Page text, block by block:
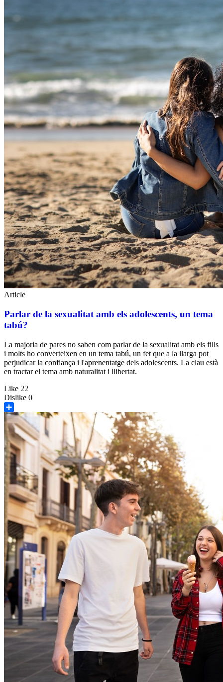
Article
Parlar de la sexualitat amb els adolescents, un tema
tabú?
La majoria de pares no saben com parlar de la sexualitat amb els fills
i molts ho converteixen en un tema tabú, un fet que a la llarga pot
perjudicar la confiança i l'aprenentatge dels adolescents. La clau està
en tractar el tema amb naturalitat i llibertat.
Like 22
Dislike 0
Share